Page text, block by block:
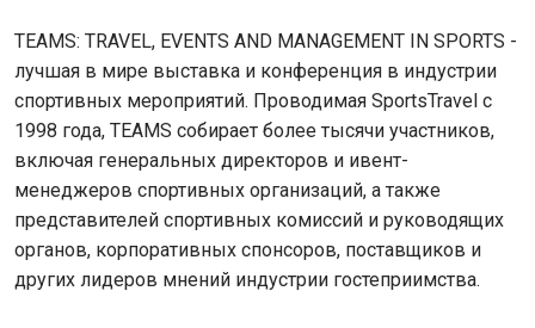
TEAMS: TRAVEL, EVENTS AND MANAGEMENT IN SPORTS -
лучшая в мире выставка и конференция в индустрии
спортивных мероприятий. Проводимая SportsTravel с
1998 года, TEAMS собирает более тысячи участников,
включая генеральных директоров и ивент-
менеджеров спортивных организаций, а также
представителей спортивных комиссий и руководящих
органов, корпоративных спонсоров, поставщиков и
других лидеров мнений индустрии гостеприимства.